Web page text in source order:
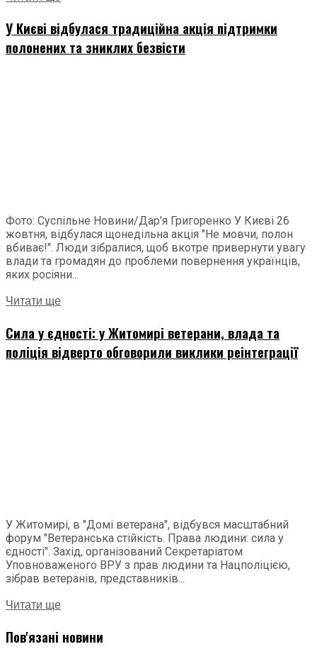
У Києві відбулася традиційна акція підтримки
полонених та зниклих безвісти
Фото: Суспільне Новини/Дар'я Григоренко У Києві 26
жовтня, відбулася щонедільна акція "Не мовчи, полон
вбиває!". Люди зібралися, щоб вкотре привернути увагу
влади та громадян до проблеми повернення українців,
яких росіяни...
Читати ще
Сила у єдності: у Житомирі ветерани, влада та
поліція відверто обговорили виклики реінтеграції
У Житомирі, в "Домі ветерана", відбувся масштабний
форум "Ветеранська стійкість. Права людини: сила у
єдності". Захід, організований Секретаріатом
Уповноваженого ВРУ з прав людини та Нацполіцією,
зібрав ветеранів, представників...
Читати ще
Пов'язані новини